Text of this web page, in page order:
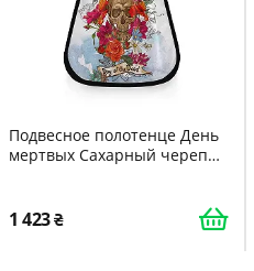
Подвесное полотенце День
мертвых Сахарный череп
1 423